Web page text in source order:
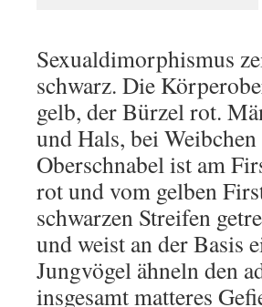
Sexualdimorphismus
schwarz. Die
gelb, der Bürzel rot.
und Hals, bei
Oberschnabel ist am
rot und vom gelben
schwarzen Streifen
und weist an der Basis
Jungvögel ähneln den
insgesamt matteres